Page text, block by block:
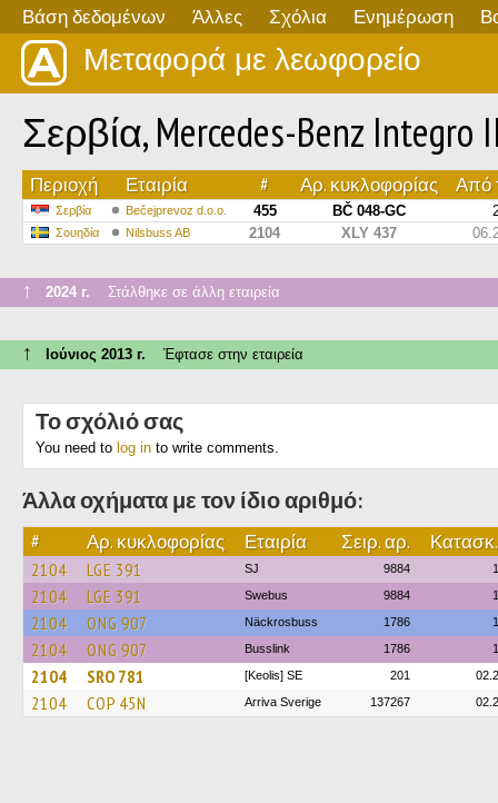
Βάση δεδομένων Άλλες Σχόλια Ενημέρωση
Μεταφορά με λεωφορείο
Σερβία, Mercedes-Benz Integro
Περιοχή Εταιρία # Αρ. κυκλοφορίας Από
Σερβία Bečejprevoz d.o.o. 455 BČ 048-GC
Σουηδία Nilsbuss AB 2104 XLY 437
↑ 2024 г. Στάλθηκε σε άλλη εταιρεία
↑ Ιούνιος 2013 г. Έφτασε στην εταιρεία
Το σχόλιό σας
You need to log in to write comments.
Άλλα οχήματα με τον ίδιο αριθμό:
# Αρ. κυκλοφορίας Εταιρία Σειρ. αρ.
2104 LGE 391 SJ 9884
2104 LGE 391 Swebus 9884
2104 ONG 907 Näckrosbuss 1786
2104 ONG 907 Busslink 1786
2104 SRO 781 [Keolis] SE 201
2104 COP 45N Arriva Sverige 137267